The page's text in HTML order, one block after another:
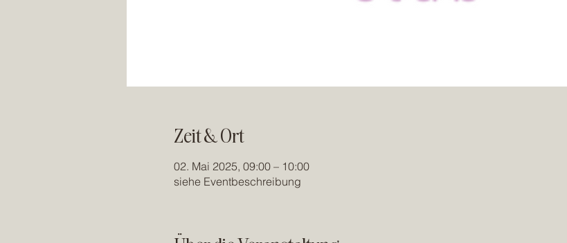
Zeit & Ort
02. Mai 2025, 09:00 – 10:00
siehe Eventbeschreibung